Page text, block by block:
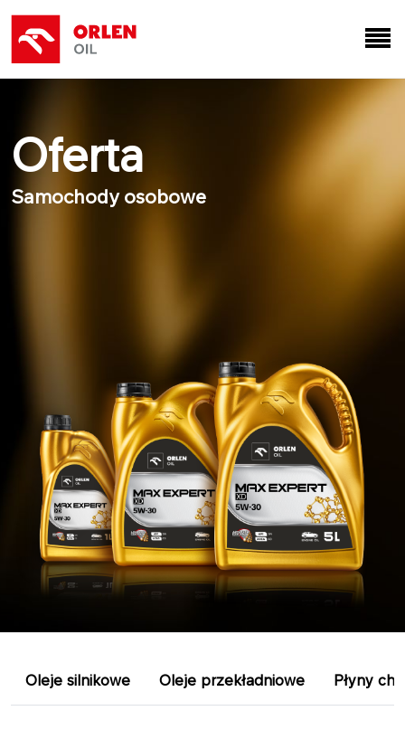
Oferta
Samochody osobowe
Oleje silnikowe Oleje przekładniowe Płyny